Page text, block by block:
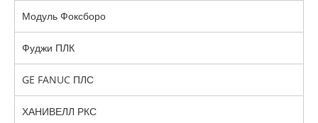
Модуль Фоксборо
Фуджи ПЛК
GE FANUC ПЛС
ХАНИВЕЛЛ РКС